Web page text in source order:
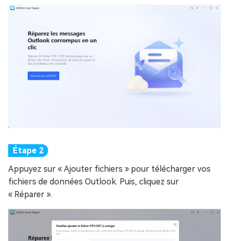
Appuyez sur « Ajouter fichiers » pour télécharger vos
fichiers de données Outlook. Puis, cliquez sur
« Réparer ».